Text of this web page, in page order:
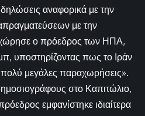
αναφορικά με την
με την
ο πρόεδρος των ΗΠΑ,
υποστηρίζοντας πως το Ιράν
μεγάλες παραχωρήσεις».
στο Καπιτώλιο,
εμφανίστηκε ιδιαίτερα